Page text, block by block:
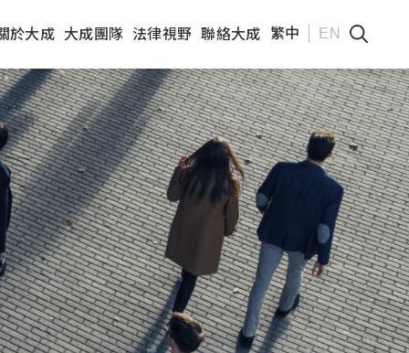
於大成 大成團隊 法律視野 聯絡大成 繁中 EN